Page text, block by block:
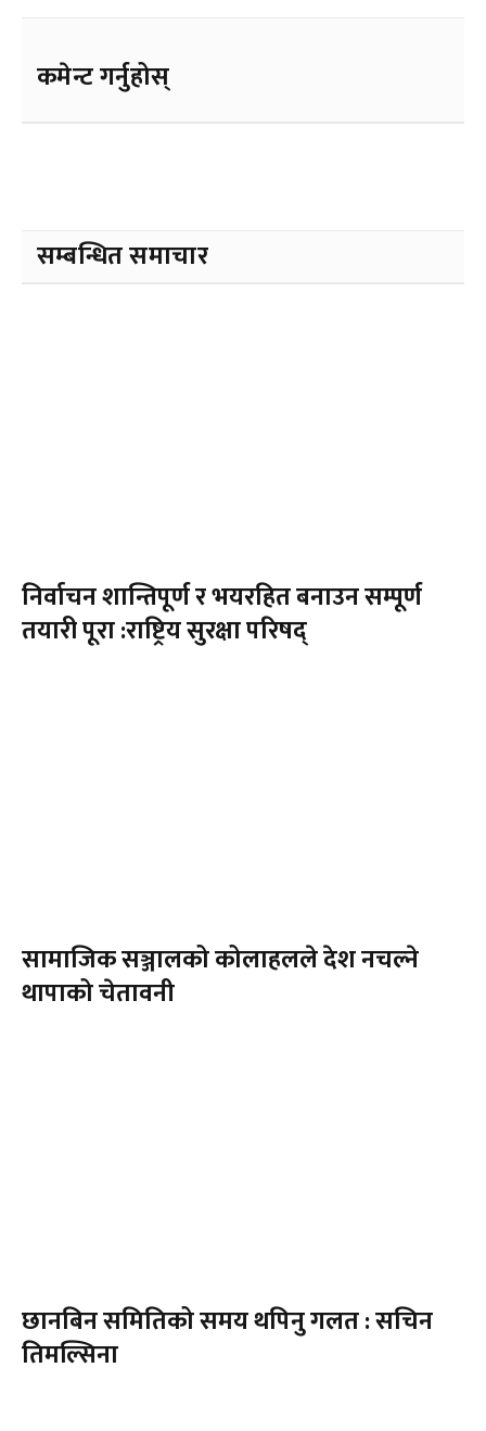
कमेन्ट गर्नुहोस्
सम्बन्धित समाचार
निर्वाचन शान्तिपूर्ण र भयरहित बनाउन सम्पूर्ण
तयारी पूरा :राष्ट्रिय सुरक्षा परिषद्
सामाजिक सञ्जालको कोलाहलले देश नचल्ने
थापाको चेतावनी
छानबिन समितिको समय थपिनु गलत : सचिन
तिमल्सिना